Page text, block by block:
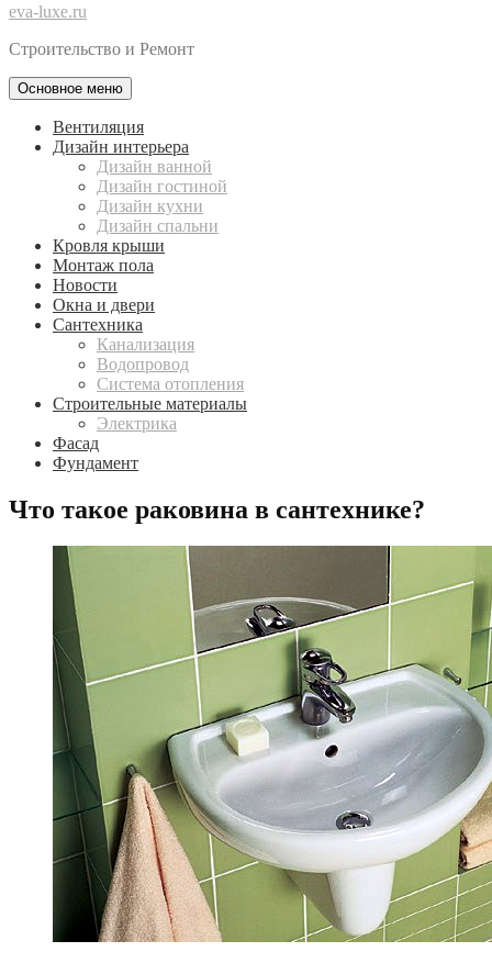
eva-luxe.ru
Строительство и Ремонт
Основное меню
Вентиляция
Дизайн интерьера
Дизайн ванной
Дизайн гостиной
Дизайн кухни
Дизайн спальни
Кровля крыши
Монтаж пола
Новости
Окна и двери
Сантехника
Канализация
Водопровод
Система отопления
Строительные материалы
Электрика
Фасад
Фундамент
Что такое раковина в сантехнике?